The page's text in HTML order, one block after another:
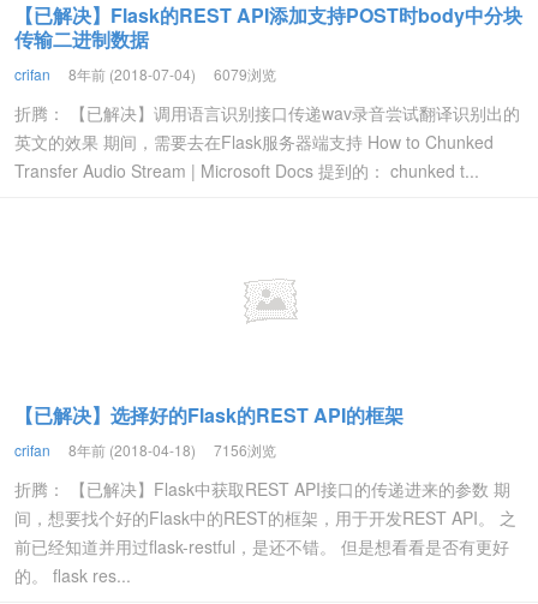
【已解决】Flask的REST API添加支持POST时body中分块
传输二进制数据
crifan 8年前 (2018-07-04) 6079浏览
折腾： 【已解决】调用语言识别接口传递wav录音尝试翻译识别出的
英文的效果 期间，需要去在Flask服务器端支持 How to Chunked
Transfer Audio Stream | Microsoft Docs 提到的： chunked t...
【已解决】选择好的Flask的REST API的框架
crifan 8年前 (2018-04-18) 7156浏览
折腾： 【已解决】Flask中获取REST API接口的传递进来的参数 期
间，想要找个好的Flask中的REST的框架，用于开发REST API。 之
前已经知道并用过flask-restful，是还不错。 但是想看看是否有更好
的。 flask res...